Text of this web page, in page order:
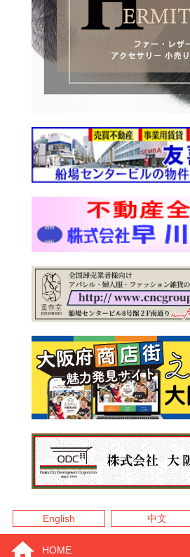
English 中文
HOME